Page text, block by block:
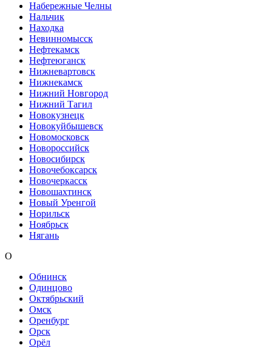
Набережные Челны
Нальчик
Находка
Невинномысск
Нефтекамск
Нефтеюганск
Нижневартовск
Нижнекамск
Нижний Новгород
Нижний Тагил
Новокузнецк
Новокуйбышевск
Новомосковск
Новороссийск
Новосибирск
Новочебоксарск
Новочеркасск
Новошахтинск
Новый Уренгой
Норильск
Ноябрьск
Нягань
О
Обнинск
Одинцово
Октябрьский
Омск
Оренбург
Орск
Орёл